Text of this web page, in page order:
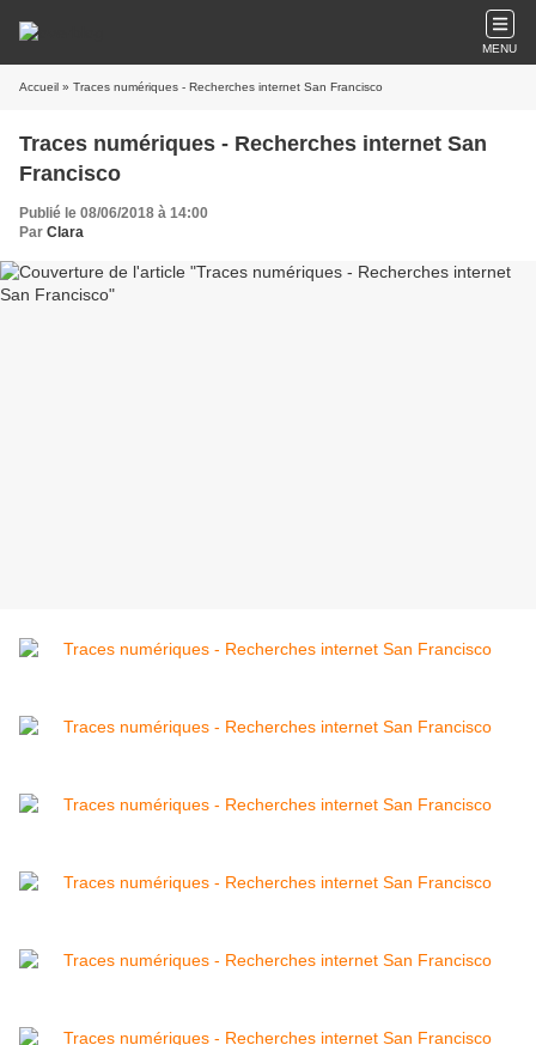
MENU
Accueil » Traces numériques - Recherches internet San Francisco
Traces numériques - Recherches internet San
Francisco
Publié le 08/06/2018 à 14:00
Par Clara